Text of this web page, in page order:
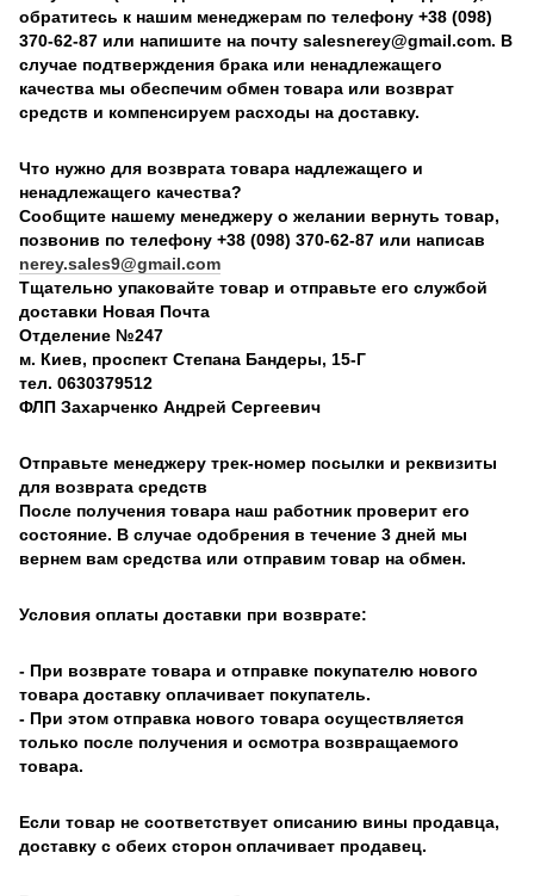
обратитесь к нашим менеджерам по телефону +38 (098)
370-62-87 или напишите на почту salesnerey@gmail.com. В
случае подтверждения брака или ненадлежащего
качества мы обеспечим обмен товара или возврат
средств и компенсируем расходы на доставку.
Что нужно для возврата товара надлежащего и
ненадлежащего качества?
Сообщите нашему менеджеру о желании вернуть товар,
позвонив по телефону +38 (098) 370-62-87 или написав
nerey.sales9@gmail.com
Тщательно упаковайте товар и отправьте его службой
доставки Новая Почта
Отделение №247
м. Киев, проспект Степана Бандеры, 15-Г
тел. 0630379512
ФЛП Захарченко Андрей Сергеевич
Отправьте менеджеру трек-номер посылки и реквизиты
для возврата средств
После получения товара наш работник проверит его
состояние. В случае одобрения в течение 3 дней мы
вернем вам средства или отправим товар на обмен.
Условия оплаты доставки при возврате:
- При возврате товара и отправке покупателю нового
товара доставку оплачивает покупатель.
- При этом отправка нового товара осуществляется
только после получения и осмотра возвращаемого
товара.
Если товар не соответствует описанию вины продавца,
доставку с обеих сторон оплачивает продавец.